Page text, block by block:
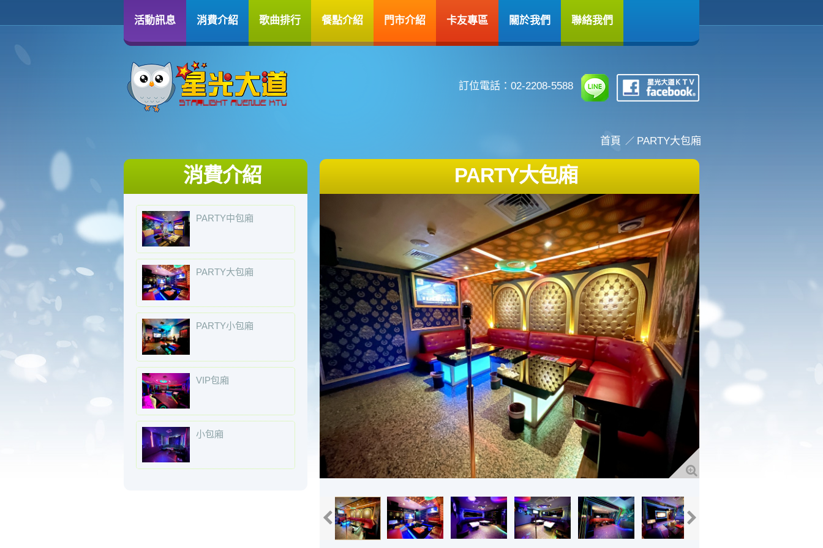
活動訊息 消費介紹 歌曲排行 餐點介紹 門市介紹 卡友專區 關於我們 聯絡我們
訂位電話：02-2208-5588
首頁 PARTY大包廂
消費介紹
PARTY中包廂
PARTY大包廂
PARTY小包廂
VIP包廂
小包廂
PARTY大包廂